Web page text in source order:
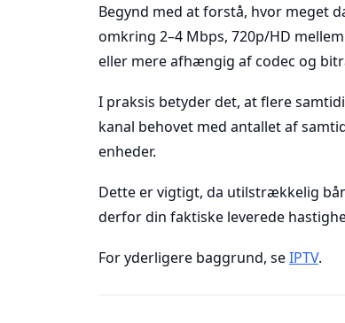
Begynd med at forstå, hvor meget
omkring 2–4 Mbps, 720p/HD
eller mere afhængig af codec og
I praksis betyder det, at flere
kanal behovet med antallet af
enheder.
Dette er vigtigt, da utilstrækkelig
derfor din faktiske leverede
For yderligere baggrund, seIPTV.